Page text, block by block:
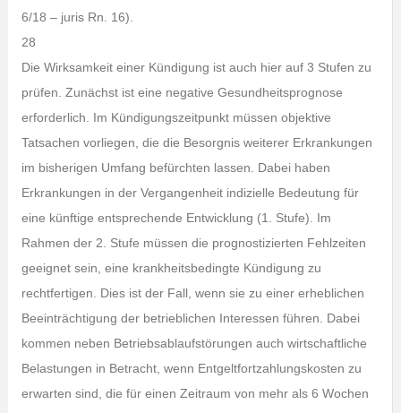
6/18 – juris Rn. 16).
28
Die Wirksamkeit einer Kündigung ist auch hier auf 3 Stufen zu
prüfen. Zunächst ist eine negative Gesundheitsprognose
erforderlich. Im Kündigungszeitpunkt müssen objektive
Tatsachen vorliegen, die die Besorgnis weiterer Erkrankungen
im bisherigen Umfang befürchten lassen. Dabei haben
Erkrankungen in der Vergangenheit indizielle Bedeutung für
eine künftige entsprechende Entwicklung (1. Stufe). Im
Rahmen der 2. Stufe müssen die prognostizierten Fehlzeiten
geeignet sein, eine krankheitsbedingte Kündigung zu
rechtfertigen. Dies ist der Fall, wenn sie zu einer erheblichen
Beeinträchtigung der betrieblichen Interessen führen. Dabei
kommen neben Betriebsablaufstörungen auch wirtschaftliche
Belastungen in Betracht, wenn Entgeltfortzahlungskosten zu
erwarten sind, die für einen Zeitraum von mehr als 6 Wochen